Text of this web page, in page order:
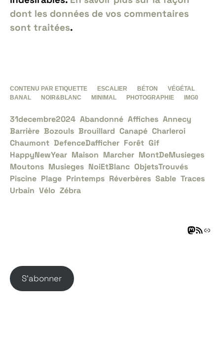
dont les données de vos commentaires
sont traitées.
CONTENU PAR ETIQUETTE ESCALIER BÉTON
VÉGÉTAL
BANAL
NOIR&BLANC MINIMAL PHOTOGRAPHIE IMG0
31decembre2024 Abandonné Affiches Annecy
Barrière Bozouls Brouillard Canapé Charleroi
Chaumont DefenceDafficher Forêt Gif
HappyNewYear Maison Marcher MontDeMusieges
Moutons Musieges NoiEtBlanc ObjetsTrouvés
Piscine Plage Printemps Réverbères Sable Traces
Urbain Vélo Zébra
S’abonner